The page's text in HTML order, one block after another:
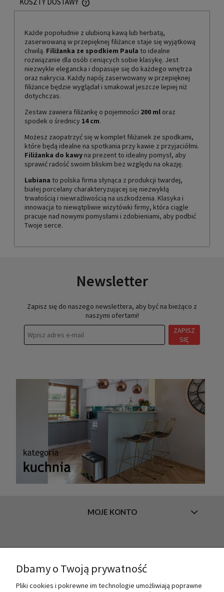
KOSZTY DOSTAWY
Każde popołudnie z ulubioną kawą lub herbatą,
zaserwowaną w przepięknej filiżance staje się wyjątkową
chwilą.Filiżanka ze spodkiem Paula to idealne
rozwiązanie dla osób ceniących sobie klasykę. Jest
niezwykle elegancka i dopasuje się do każdego wnętrza
oraz nakrycia. Każdy napój zaserwowany w przepięknej
filiżance będzie wyglądał i smakował jeszcze lepiej niż
Zestaw zawiera filiżankę o pojemności
Możesz zaopatrzyć się w komplet filiżanek ze spodkami,
które będą idealne na spotkania przy kawie z przyjaciółmi.
Filiżanka do kawyna prezent to idealny pomysł, aby
Lubianato polska firma słynąca z produkcji twardej,
białej porcelany charakteryzującej się niezwykłą
trwałością i niewrażliwością na uszkodzenia. Klasyka i
innowacja to niewątpliwie wizytówki firmy, która ciągle
pracuje nad nowymi pomysłami i zdobieniami, aby podbić
Newsletter
Zapisz się do naszego newslettera, aby być na bieżąco z
naszymi ofertami!
ZAPISZ
Dbamy o Twoją prywatność
Pliki cookies i pokrewne im technologie umożliwiają poprawne